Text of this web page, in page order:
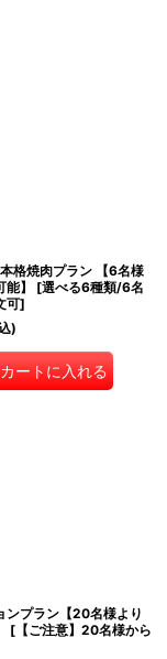
本格焼肉プラン 【6名様
】
[選べる6種類/6名
可]
)
カートに入れる
ンプラン【20名様より
[ 【ご注意】20名様から